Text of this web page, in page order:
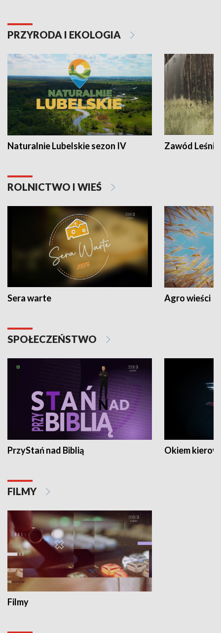
PRZYRODA I EKOLOGIA
Naturalnie Lubelskie sezon IV Zawód Leśnik
ROLNICTWO I WIEŚ
Sera warte Agro wieści
SPOŁECZEŃSTWO
PrzyStań nad Biblią Okiem
FILMY
Filmy